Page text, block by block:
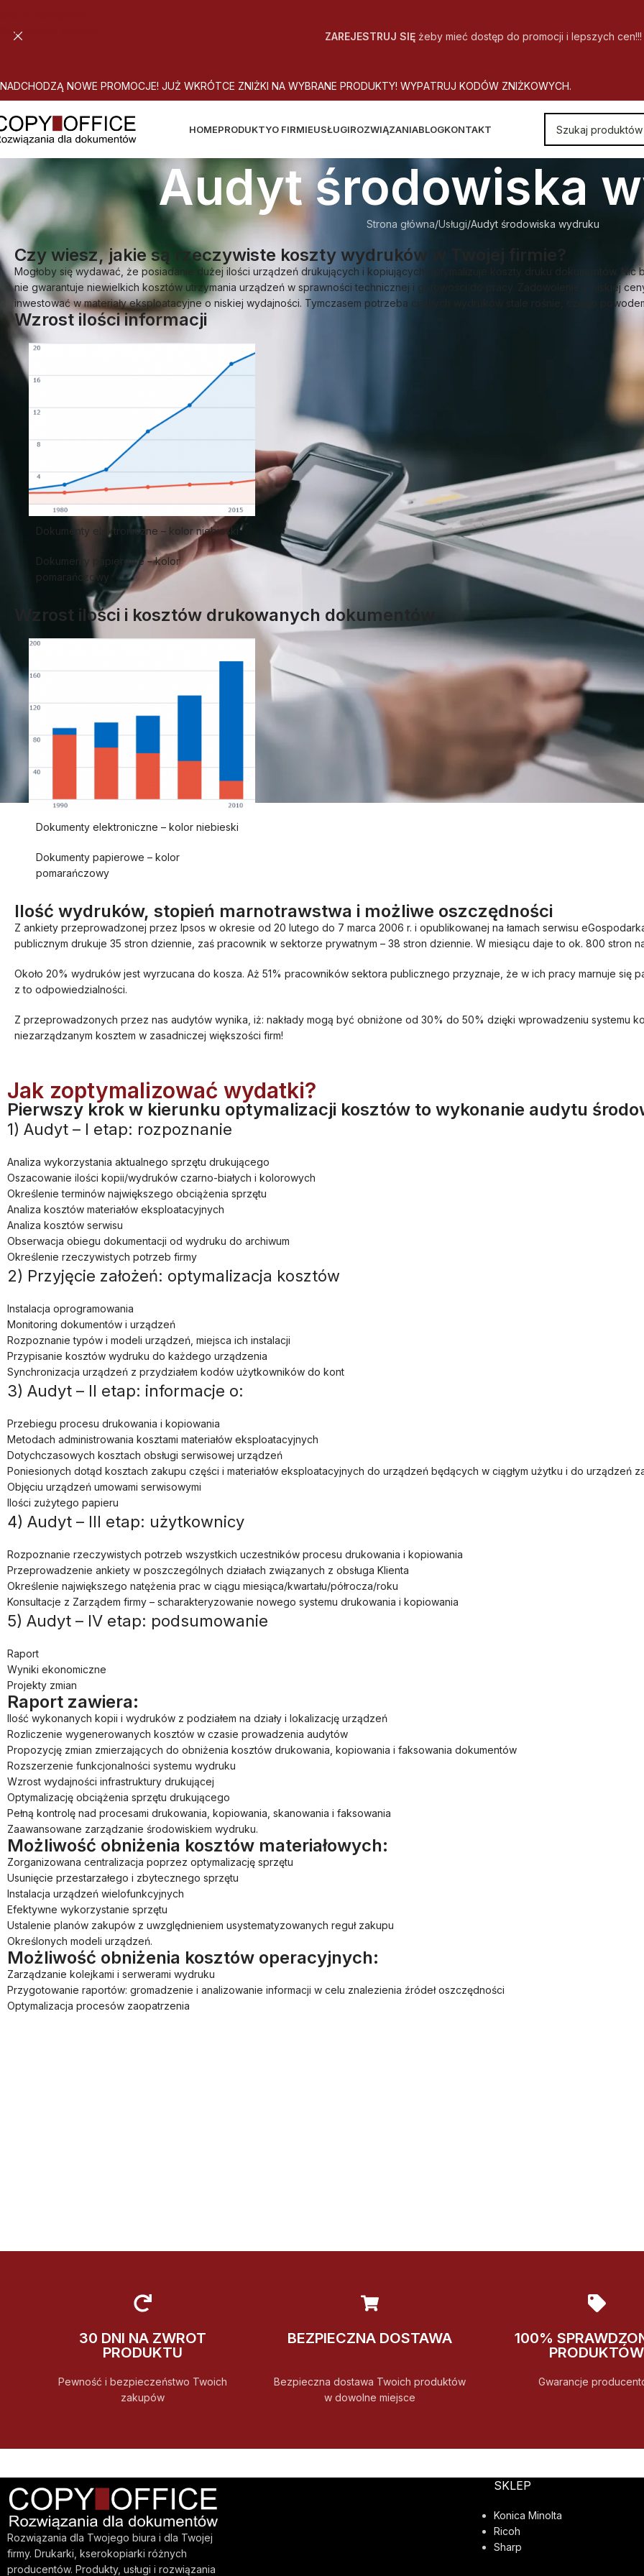
Skip to main content
ZAREJESTRUJ SIĘżeby mieć dostęp do promocji i lepszych cen!!!
NADCHODZĄ NOWE PROMOCJE! JUŻ WKRÓTCE ZNIŻKI NA WYBRANE PRODUKTY! WYPATRUJ KODÓW ZNIŻKOWYCH.
HOMEPRODUKTYO FIRMIEUSŁUGIROZWIĄZANIABLOGKONTAKT
Audyt środowiska
Strona główna Usługi Audyt środowiska wydruku
Czy wiesz, jakie są rzeczywiste koszty wydruków w Twojej firmie?
Mogłoby się wydawać, że posiadanie dużej ilości urządzeń drukujących i kopiujących optymalizuje koszty druku dokumentów.
nie gwarantuje niewielkich kosztów utrzymania urządzeń w sprawności technicznej i gotowości do pracy. Zadowolenie z niskiej
inwestować w materiały eksploatacyjne o niskiej wydajności. Tymczasem potrzeba ciągłych wydruków stale rośnie, czego
Wzrost ilości informacji
Dokumenty elektroniczne – kolor niebieski
Dokumenty papierowe – kolor
pomarańczowy
Wzrost ilości i kosztów drukowanych dokumentów
Dokumenty elektroniczne – kolor niebieski
Dokumenty papierowe – kolor
pomarańczowy
Ilość wydruków, stopień marnotrawstwa i możliwe oszczędności
Z ankiety przeprowadzonej przez Ipsos w okresie od 20 lutego do 7 marca 2006 r. i opublikowanej na łamach serwisu
publicznym drukuje 35 stron dziennie, zaś pracownik w sektorze prywatnym – 38 stron dziennie. W miesiącu daje to ok. 800 stron
Około 20% wydruków jest wyrzucana do kosza. Aż 51% pracowników sektora publicznego przyznaje, że w ich pracy marnuje się
z to odpowiedzialności.
Z przeprowadzonych przez nas audytów wynika, iż: nakłady mogą być obniżone od 30% do 50% dzięki wprowadzeniu systemu
niezarządzanym kosztem w zasadniczej większości firm!
Jak zoptymalizować wydatki?
Pierwszy krok w kierunku optymalizacji kosztów to wykonanie audytu
1) Audyt – I etap: rozpoznanie
Analiza wykorzystania aktualnego sprzętu drukującego
Oszacowanie ilości kopii/wydruków czarno-białych i kolorowych
Określenie terminów największego obciążenia sprzętu
Analiza kosztów materiałów eksploatacyjnych
Analiza kosztów serwisu
Obserwacja obiegu dokumentacji od wydruku do archiwum
Określenie rzeczywistych potrzeb firmy
2) Przyjęcie założeń: optymalizacja kosztów
Instalacja oprogramowania
Monitoring dokumentów i urządzeń
Rozpoznanie typów i modeli urządzeń, miejsca ich instalacji
Przypisanie kosztów wydruku do każdego urządzenia
Synchronizacja urządzeń z przydziałem kodów użytkowników do kont
3) Audyt – II etap: informacje o:
Przebiegu procesu drukowania i kopiowania
Metodach administrowania kosztami materiałów eksploatacyjnych
Dotychczasowych kosztach obsługi serwisowej urządzeń
Poniesionych dotąd kosztach zakupu części i materiałów eksploatacyjnych do urządzeń będących w ciągłym użytku i do urządzeń
Objęciu urządzeń umowami serwisowymi
Ilości zużytego papieru
4) Audyt – III etap: użytkownicy
Rozpoznanie rzeczywistych potrzeb wszystkich uczestników procesu drukowania i kopiowania
Przeprowadzenie ankiety w poszczególnych działach związanych z obsługa Klienta
Określenie największego natężenia prac w ciągu miesiąca/kwartału/półrocza/roku
Konsultacje z Zarządem firmy – scharakteryzowanie nowego systemu drukowania i kopiowania
5) Audyt – IV etap: podsumowanie
Raport
Wyniki ekonomiczne
Projekty zmian
Raport zawiera:
Ilość wykonanych kopii i wydruków z podziałem na działy i lokalizację urządzeń
Rozliczenie wygenerowanych kosztów w czasie prowadzenia audytów
Propozycję zmian zmierzających do obniżenia kosztów drukowania, kopiowania i faksowania dokumentów
Rozszerzenie funkcjonalności systemu wydruku
Wzrost wydajności infrastruktury drukującej
Optymalizację obciążenia sprzętu drukującego
Pełną kontrolę nad procesami drukowania, kopiowania, skanowania i faksowania
Zaawansowane zarządzanie środowiskiem wydruku.
Możliwość obniżenia kosztów materiałowych:
Zorganizowana centralizacja poprzez optymalizację sprzętu
Usunięcie przestarzałego i zbytecznego sprzętu
Instalacja urządzeń wielofunkcyjnych
Efektywne wykorzystanie sprzętu
Ustalenie planów zakupów z uwzględnieniem usystematyzowanych reguł zakupu
Określonych modeli urządzeń.
Możliwość obniżenia kosztów operacyjnych:
Zarządzanie kolejkami i serwerami wydruku
Przygotowanie raportów: gromadzenie i analizowanie informacji w celu znalezienia źródeł oszczędności
Optymalizacja procesów zaopatrzenia
30 DNI NA ZWROT
PRODUKTU
Pewność i bezpieczeństwo Twoich
zakupów
BEZPIECZNA DOSTAWA
Bezpieczna dostawa Twoich produktów
w dowolne miejsce
100%
PRODUKTÓW
Gwarancje
Rozwiązania dla Twojego biura i dla Twojej
firmy. Drukarki, kserokopiarki różnych
producentów. Produkty, usługi i rozwiązania
SKLEP
Konica Minolta
Ricoh
Sharp